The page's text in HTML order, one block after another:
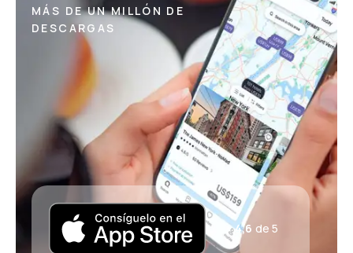
MÁS DE UN MILLÓN DE
DESCARGAS
4,6 de 5